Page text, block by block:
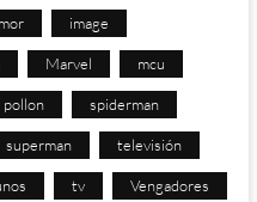
image
Marvel mcu
pollon spiderman
superman televisión
tv Vengadores